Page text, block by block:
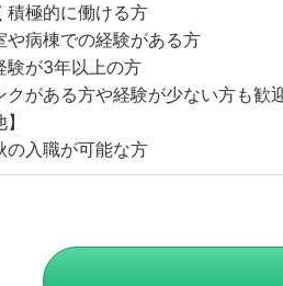
積極的に働ける方
や病棟での経験がある方
験が3年以上の方
クがある方や経験が少ない方も歓
の入職が可能な方